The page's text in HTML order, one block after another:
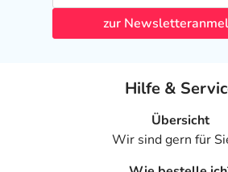
zur
Hilfe &
Übersicht
Wir sind gern für